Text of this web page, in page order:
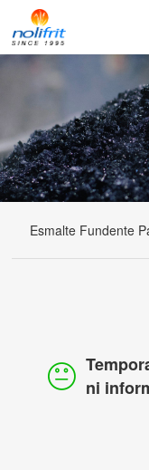
Esmalte Fundente
ni